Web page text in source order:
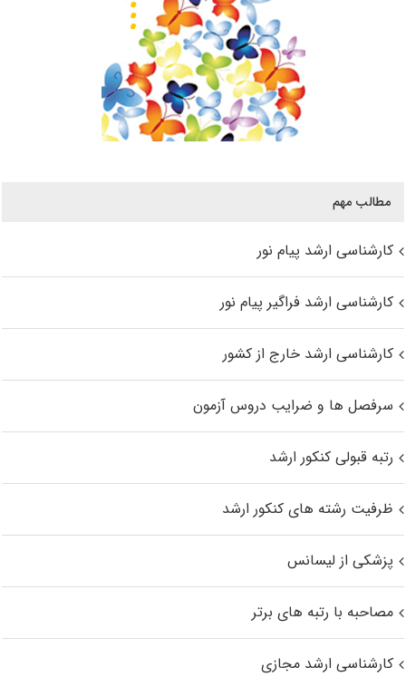
مطالب مهم
کارشناسی ارشد پیام نور
کارشناسی ارشد فراگیر پیام نور
کارشناسی ارشد خارج از کشور
سرفصل ها و ضرایب دروس آزمون
رتبه قبولی کنکور ارشد
ظرفیت رشته های کنکور ارشد
پزشکی از لیسانس
مصاحبه با رتبه های برتر
کارشناسی ارشد مجازی